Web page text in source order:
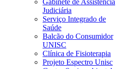
Gabinete de Assistência
Judiciária
Serviço Integrado de
Saúde
Balcão do Consumidor
UNISC
Clínica de Fisioterapia
Projeto Espectro Unisc